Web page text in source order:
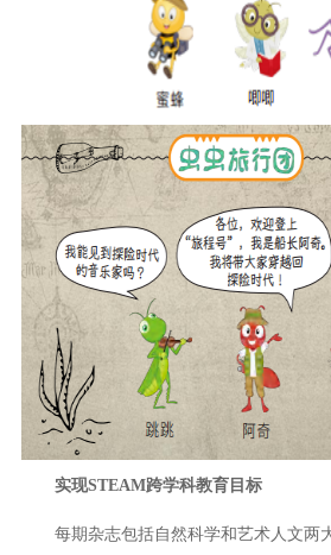
实现STEAM跨学科教育目标
每期杂志包括自然科学和艺术人文两